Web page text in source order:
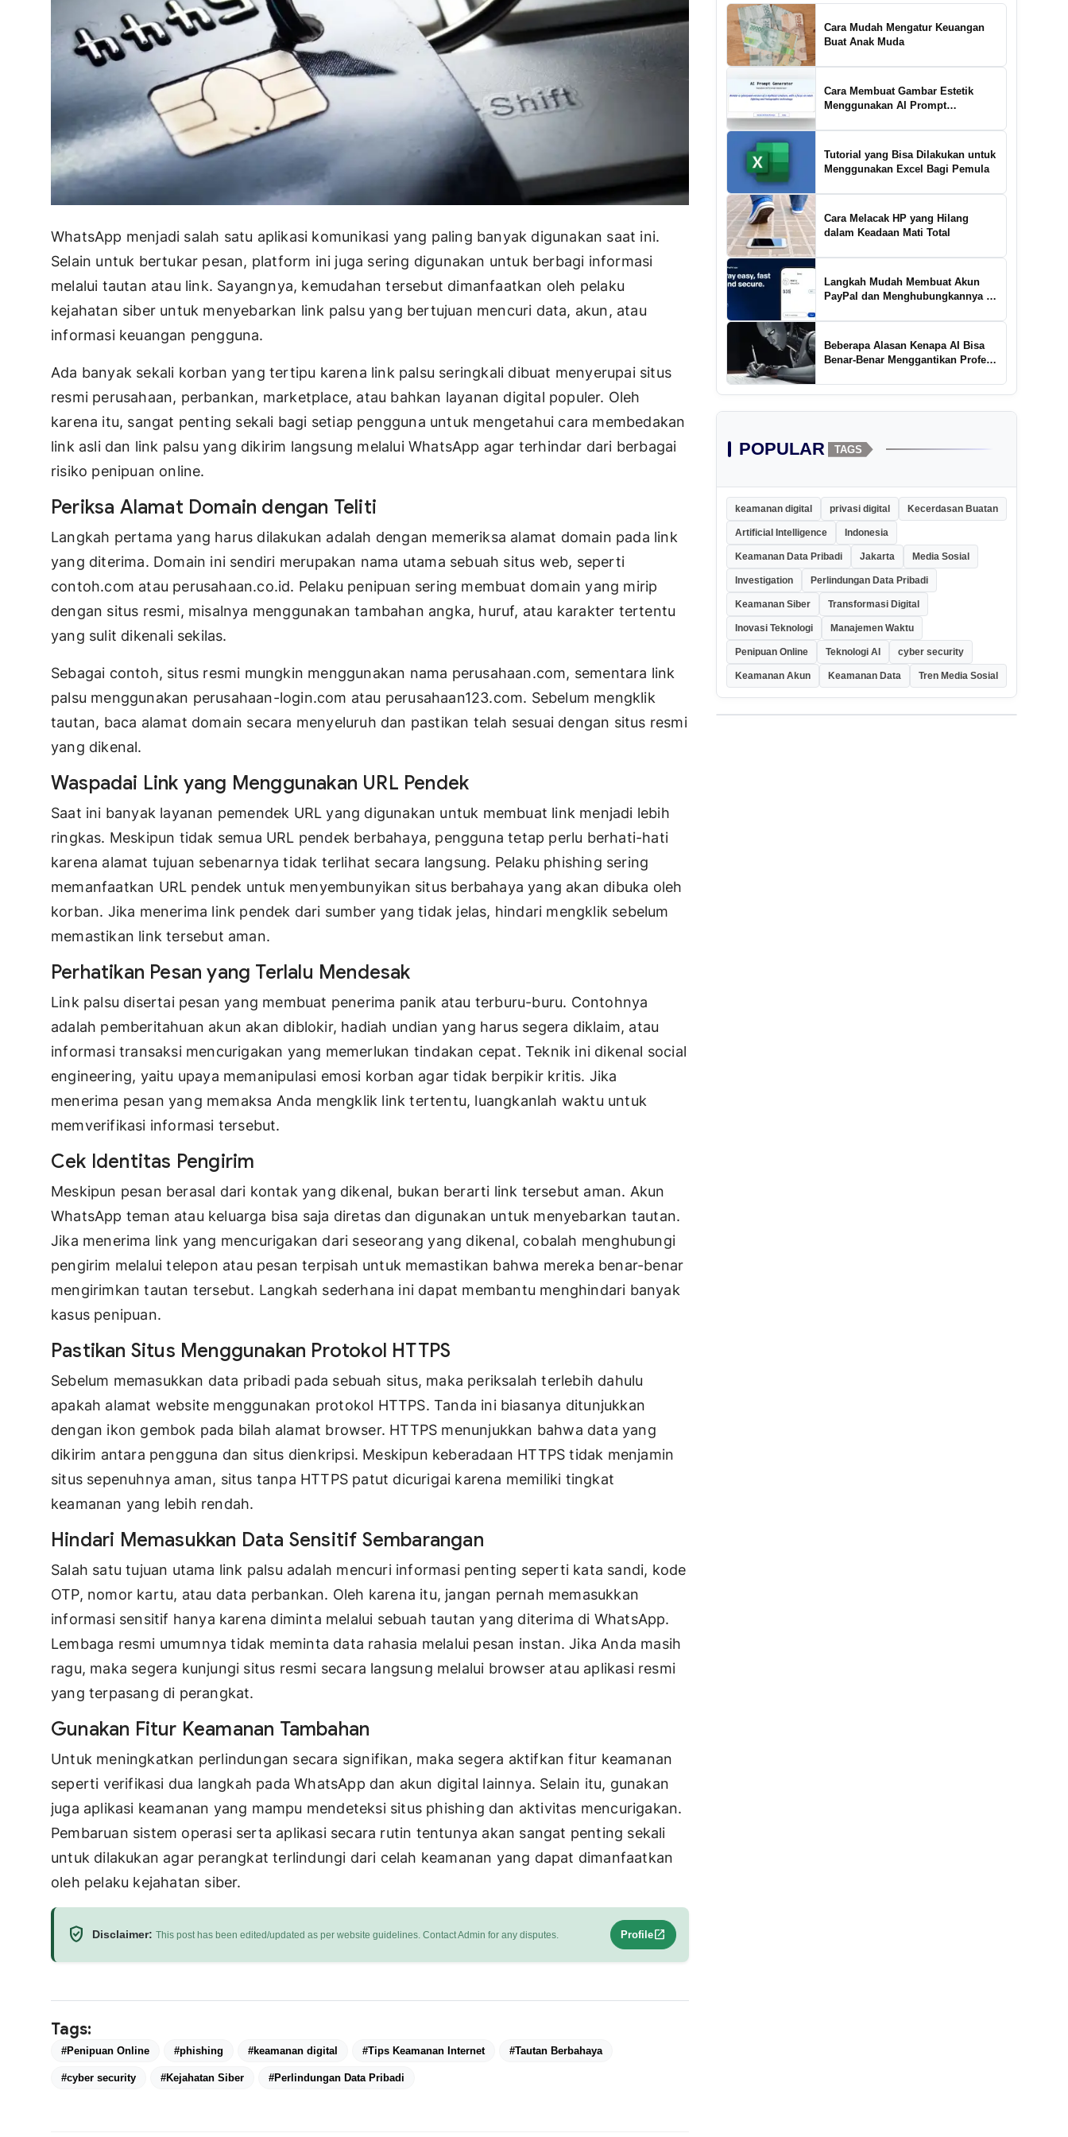
WhatsApp menjadi salah satu aplikasi komunikasi yang paling banyak digunakan saat ini.
Selain untuk bertukar pesan, platform ini juga sering digunakan untuk berbagi informasi
melalui tautan atau link. Sayangnya, kemudahan tersebut dimanfaatkan oleh pelaku
kejahatan siber untuk menyebarkan link palsu yang bertujuan mencuri data, akun, atau
informasi keuangan pengguna.
Ada banyak sekali korban yang tertipu karena link palsu seringkali dibuat menyerupai situs
resmi perusahaan, perbankan, marketplace, atau bahkan layanan digital populer. Oleh
karena itu, sangat penting sekali bagi setiap pengguna untuk mengetahui cara membedakan
link asli dan link palsu yang dikirim langsung melalui WhatsApp agar terhindar dari berbagai
risiko penipuan online.
Periksa Alamat Domain dengan Teliti
Langkah pertama yang harus dilakukan adalah dengan memeriksa alamat domain pada link
yang diterima. Domain ini sendiri merupakan nama utama sebuah situs web, seperti
contoh.com atau perusahaan.co.id. Pelaku penipuan sering membuat domain yang mirip
dengan situs resmi, misalnya menggunakan tambahan angka, huruf, atau karakter tertentu
yang sulit dikenali sekilas.
Sebagai contoh, situs resmi mungkin menggunakan nama perusahaan.com, sementara link
palsu menggunakan perusahaan-login.com atau perusahaan123.com. Sebelum mengklik
tautan, baca alamat domain secara menyeluruh dan pastikan telah sesuai dengan situs resmi
yang dikenal.
Waspadai Link yang Menggunakan URL Pendek
Saat ini banyak layanan pemendek URL yang digunakan untuk membuat link menjadi lebih
ringkas. Meskipun tidak semua URL pendek berbahaya, pengguna tetap perlu berhati-hati
karena alamat tujuan sebenarnya tidak terlihat secara langsung. Pelaku phishing sering
memanfaatkan URL pendek untuk menyembunyikan situs berbahaya yang akan dibuka oleh
korban. Jika menerima link pendek dari sumber yang tidak jelas, hindari mengklik sebelum
memastikan link tersebut aman.
Perhatikan Pesan yang Terlalu Mendesak
Link palsu disertai pesan yang membuat penerima panik atau terburu-buru. Contohnya
adalah pemberitahuan akun akan diblokir, hadiah undian yang harus segera diklaim, atau
informasi transaksi mencurigakan yang memerlukan tindakan cepat. Teknik ini dikenal social
engineering, yaitu upaya memanipulasi emosi korban agar tidak berpikir kritis. Jika
menerima pesan yang memaksa Anda mengklik link tertentu, luangkanlah waktu untuk
memverifikasi informasi tersebut.
Cek Identitas Pengirim
Meskipun pesan berasal dari kontak yang dikenal, bukan berarti link tersebut aman. Akun
WhatsApp teman atau keluarga bisa saja diretas dan digunakan untuk menyebarkan tautan.
Jika menerima link yang mencurigakan dari seseorang yang dikenal, cobalah menghubungi
pengirim melalui telepon atau pesan terpisah untuk memastikan bahwa mereka benar-benar
mengirimkan tautan tersebut. Langkah sederhana ini dapat membantu menghindari banyak
kasus penipuan.
Pastikan Situs Menggunakan Protokol HTTPS
Sebelum memasukkan data pribadi pada sebuah situs, maka periksalah terlebih dahulu
apakah alamat website menggunakan protokol HTTPS. Tanda ini biasanya ditunjukkan
dengan ikon gembok pada bilah alamat browser. HTTPS menunjukkan bahwa data yang
dikirim antara pengguna dan situs dienkripsi. Meskipun keberadaan HTTPS tidak menjamin
situs sepenuhnya aman, situs tanpa HTTPS patut dicurigai karena memiliki tingkat
keamanan yang lebih rendah.
Hindari Memasukkan Data Sensitif Sembarangan
Salah satu tujuan utama link palsu adalah mencuri informasi penting seperti kata sandi, kode
OTP, nomor kartu, atau data perbankan. Oleh karena itu, jangan pernah memasukkan
informasi sensitif hanya karena diminta melalui sebuah tautan yang diterima di WhatsApp.
Lembaga resmi umumnya tidak meminta data rahasia melalui pesan instan. Jika Anda masih
ragu, maka segera kunjungi situs resmi secara langsung melalui browser atau aplikasi resmi
yang terpasang di perangkat.
Gunakan Fitur Keamanan Tambahan
Untuk meningkatkan perlindungan secara signifikan, maka segera aktifkan fitur keamanan
seperti verifikasi dua langkah pada WhatsApp dan akun digital lainnya. Selain itu, gunakan
juga aplikasi keamanan yang mampu mendeteksi situs phishing dan aktivitas mencurigakan.
Pembaruan sistem operasi serta aplikasi secara rutin tentunya akan sangat penting sekali
untuk dilakukan agar perangkat terlindungi dari celah keamanan yang dapat dimanfaatkan
oleh pelaku kejahatan siber.
verified_user Disclaimer: This post has been edited/updated as per website guidelines. Contact Admin for any disputes. Profileopen_in_new
Tags:
#Penipuan Online #phishing #keamanan digital #Tips Keamanan Internet #Tautan Berbahaya
#cyber security #Kejahatan Siber #Perlindungan Data Pribadi
Cara Mudah Mengatur Keuangan
Buat Anak Muda
Cara Membuat Gambar Estetik
Menggunakan AI Prompt
Tutorial yang Bisa Dilakukan untuk
Menggunakan Excel Bagi Pemula
Cara Melacak HP yang Hilang
dalam Keadaan Mati Total
Langkah Mudah Membuat Akun
PayPal dan Menghubungkannya ke
Beberapa Alasan Kenapa AI Bisa
Benar-Benar Menggantikan Profesi
POPULAR TAGS
keamanan digital privasi digital Kecerdasan Buatan
Artificial Intelligence Indonesia
Keamanan Data Pribadi Jakarta Media Sosial
Investigation Perlindungan Data Pribadi
Keamanan Siber Transformasi Digital
Inovasi Teknologi Manajemen Waktu
Penipuan Online Teknologi AI cyber security
Keamanan Akun Keamanan Data Tren Media Sosial